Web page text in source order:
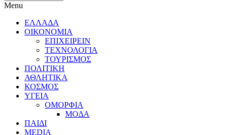
Menu
ΕΛΛΑΔΑ
ΟΙΚΟΝΟΜΙΑ
ΕΠΙΧΕΙΡΕΙΝ
ΤΕΧΝΟΛΟΓΙΑ
ΤΟΥΡΙΣΜΟΣ
ΠΟΛΙΤΙΚΗ
ΑΘΛΗΤΙΚΑ
ΚΟΣΜΟΣ
ΥΓΕΙΑ
ΟΜΟΡΦΙΑ
ΜΟΔΑ
ΠΑΙΔΙ
MEDIA